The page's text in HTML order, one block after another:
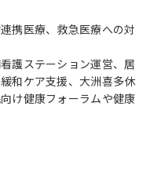
携医療、救急医療への対
護ステーション運営、居
和ケア支援、大洲喜多休
け健康フォーラムや健康